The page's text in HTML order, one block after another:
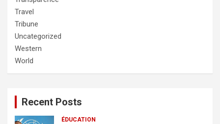
Travel
Tribune
Uncategorized
Western
World
Recent Posts
ÉDUCATION